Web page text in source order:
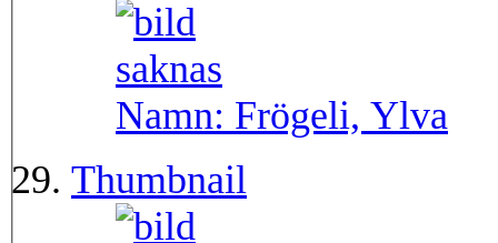
Namn: Frögeli, Ylva
Thumbnail